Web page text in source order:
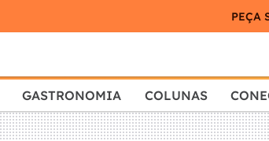
PEÇA
GASTRONOMIA COLUNAS